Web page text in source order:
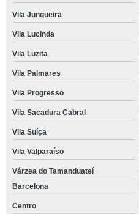
Vila Junqueira
Vila Lucinda
Vila Luzita
Vila Palmares
Vila Progresso
Vila Sacadura Cabral
Vila Suíça
Vila Valparaíso
Várzea do Tamanduateí
Barcelona
Centro